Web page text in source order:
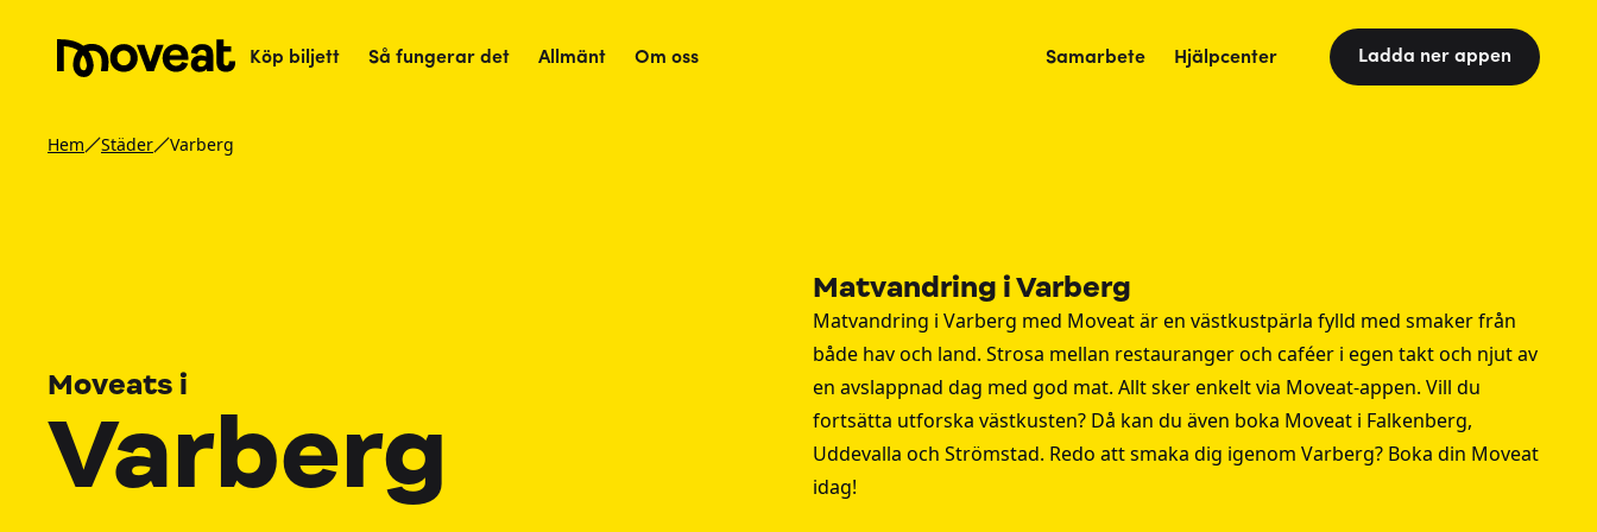
Köp biljett Så fungerar det Allmänt Om oss Samarbete Hjälpcenter Ladda ner appen
Hem Städer Varberg
Moveats i
Varberg
Matvandring i Varberg
Matvandring i Varberg med Moveat är en västkustpärla fylld med smaker från
både hav och land. Strosa mellan restauranger och caféer i egen takt och njut av
en avslappnad dag med god mat. Allt sker enkelt via Moveat-appen. Vill du
fortsätta utforska västkusten? Då kan du även boka Moveat i Falkenberg,
Uddevalla och Strömstad. Redo att smaka dig igenom Varberg? Boka din Moveat
idag!